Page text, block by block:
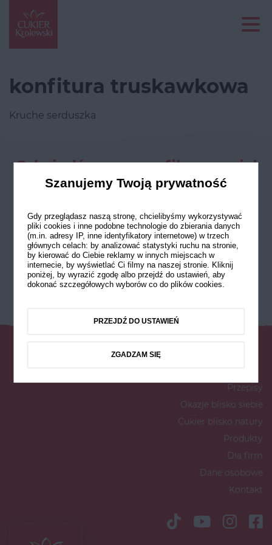
konfitura truskawkowa
Kruche serduszka
Odwiedź nasze profile w social
mediach
Przepisy
Okazje blisko siebie
Cukier blisko natury
Produkty
Dla firm
Dane osobowe
Kontakt
Szanujemy Twoją prywatność
Gdy przeglądasz naszą stronę, chcielibyśmy wykorzystywać
pliki cookies i inne podobne technologie do zbierania danych
(m.in. adresy IP, inne identyfikatory internetowe) w trzech
głównych celach: by analizować statystyki ruchu na stronie,
by kierować do Ciebie reklamy w innych miejscach w
internecie, by wyświetlać Ci filmy na naszej stronie. Kliknij
poniżej, by wyrazić zgodę albo przejdź do ustawień, aby
dokonać szczegółowych wyborów co do plików cookies.
PRZEJDŹ DO USTAWIEŃ
ZGADZAM SIĘ